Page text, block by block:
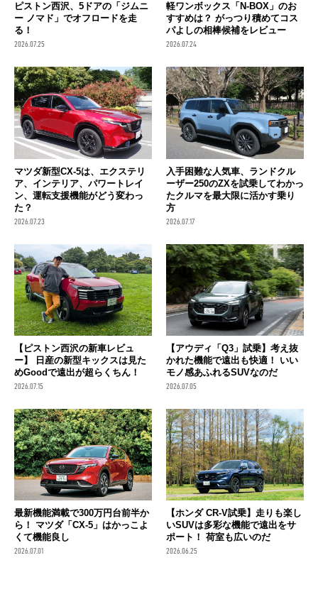
ピストン西沢、5ドアの「ジムニ
ー ノマド」でオフロードを走
る！
2026.07.25
軽ワンボックス「N-BOX」のお
すすめは？ がっつり積めてコス
パよしの相棒候補をレビュー
2026.07.24
マツダ新型CX-5は、エクステリ
ア、インテリア、パワートレイ
ン、運転支援機能がどう変わっ
た？
2026.07.23
入手困難な人気車、ランドクル
ーザー250のZXを試乗してわかっ
たクルマを最大限に活かす乗り
方
2026.07.17
【ピストン西沢の新車レビュ
ー】 日産の新型キックスは見た
めGoodで遠出が超らくちん！
2026.07.15
【アウディ「Q3」試乗】考え抜
かれた機能で遠出も快適！ いい
モノ感あふれるSUVなのだ
2026.07.05
最新機能満載で300万円台前半か
ら！ マツダ「CX-5」はかっこよ
くて機能良し
2026.07.01
【ホンダ CR-V試乗】走りも楽し
いSUVは多彩な機能で遠出をサ
ポート！ 荷室も広いのだ
2026.06.25